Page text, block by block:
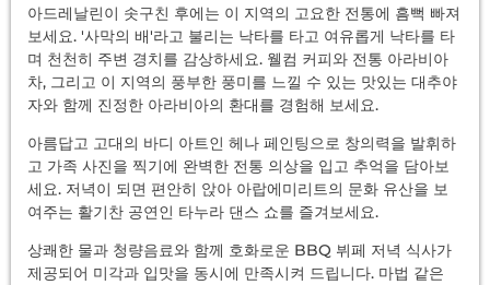
아드레날린이 솟구친 후에는 이 지역의 고요한 전통에 흠뻑 빠져
보세요. '사막의 배'라고 불리는 낙타를 타고 여유롭게 낙타를 타
며 천천히 주변 경치를 감상하세요. 웰컴 커피와 전통 아라비아
차, 그리고 이 지역의 풍부한 풍미를 느낄 수 있는 맛있는 대추야
자와 함께 진정한 아라비아의 환대를 경험해 보세요.
아름답고 고대의 바디 아트인 헤나 페인팅으로 창의력을 발휘하
고 가족 사진을 찍기에 완벽한 전통 의상을 입고 추억을 담아보
세요. 저녁이 되면 편안히 앉아 아랍에미리트의 문화 유산을 보
여주는 활기찬 공연인 타누라 댄스 쇼를 즐겨보세요.
상쾌한 물과 청량음료와 함께 호화로운 BBQ 뷔페 저녁 식사가
제공되어 미각과 입맛을 동시에 만족시켜 드립니다. 마법 같은